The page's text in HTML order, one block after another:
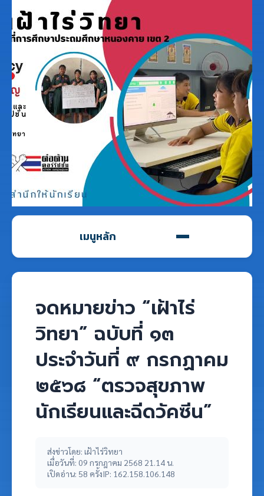
เมนูหลัก
จดหมายข่าว “เฝ้าไร่
วิทยา” ฉบับที่ ๑๓
ประจำวันที่ ๙ กรกฏาคม
๒๕๖๘ “ตรวจสุขภาพ
นักเรียนและฉีดวัคซีน”
ส่งข่าวโดย: เฝ้าไร่วิทยา
เมื่อวันที่: 09 กรกฎาคม 2568 21.14 น.
เปิดอ่าน: 58 ครั้งIP: 162.158.106.148